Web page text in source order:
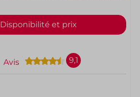
Disponibilité et prix
Avis 9,1